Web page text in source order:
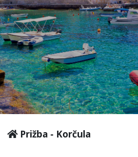
Prižba - Korčula